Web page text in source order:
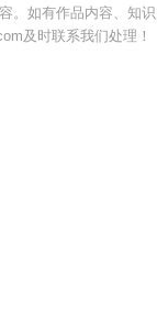
。如有作品内容、知
及时联系我们处理！